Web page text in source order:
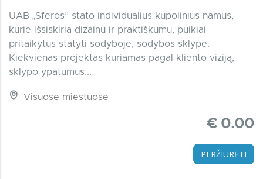
UAB „Sferos” stato individualius kupolinius namus,
kurie išsiskiria dizainu ir praktiškumu, puikiai
pritaikytus statyti sodyboje, sodybos sklype.
Kiekvienas projektas kuriamas pagal kliento viziją,
sklypo ypatumus...
Visuose miestuose
€ 0.00
PERŽIŪRĖTI